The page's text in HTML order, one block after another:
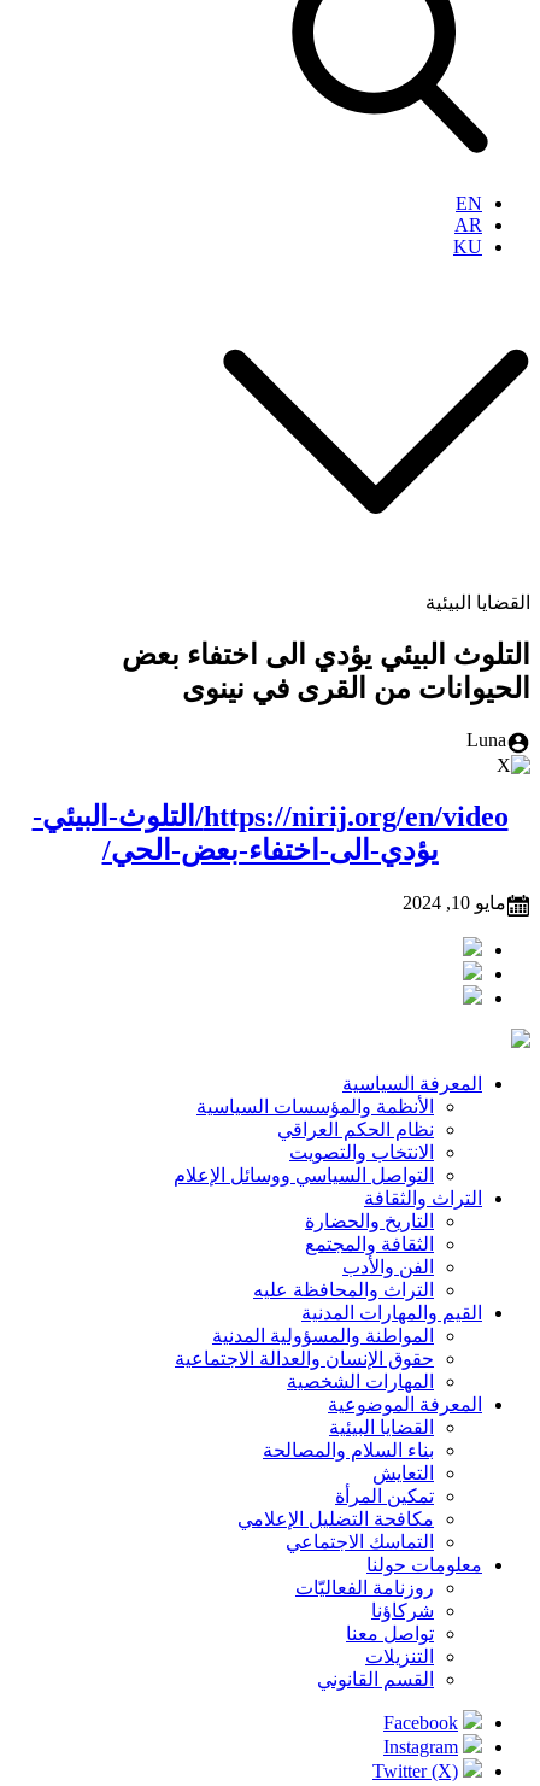
EN
AR
KU
القضايا البيئية
التلوث البيئي يؤدي الى اختفاء بعض
الحيوانات من القرى في نينوى
Luna
https://nirij.org/en/video/التلوث-البيئي-
يؤدي-الى-اختفاء-بعض-الحي/
مايو 10, 2024
Footer
المعرفة السياسية
الأنظمة والمؤسسات السياسية
نظام الحكم العراقي
الانتخاب والتصويت
التواصل السياسي ووسائل الإعلام
التراث والثقافة
التاريخ والحضارة
الثقافة والمجتمع
الفن والأدب
التراث والمحافظة عليه
القيم والمهارات المدنية
المواطنة والمسؤولية المدنية
حقوق الإنسان والعدالة الاجتماعية
المهارات الشخصية
المعرفة الموضوعية
القضايا البيئية
بناء السلام والمصالحة
التعايش
تمكين المرأة
مكافحة التضليل الإعلامي
التماسك الاجتماعي
معلومات حولنا
روزنامة الفعاليّات
شركاؤنا
تواصل معنا
التنزيلات
القسم القانوني
Social
Facebook
Instagram
Twitter (X)